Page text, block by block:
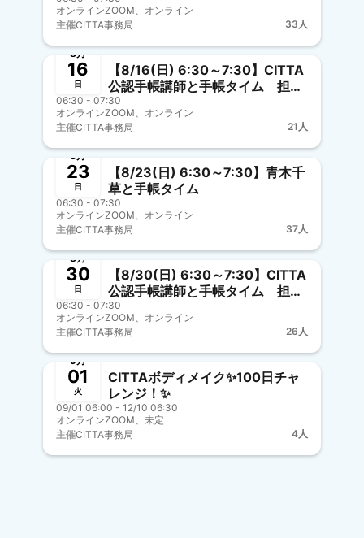
オンラインZOOM、オンライン
主催CITTA事務局 33人
募集中
8月
16
日
【8/16(日) 6:30～7:30】CITTA
公認手帳講師と手帳タイム 担
当：うぇんる
06:30 - 07:30
オンラインZOOM、オンライン
主催CITTA事務局 21人
募集中
8月
23
日
【8/23(日) 6:30～7:30】青木千
草と手帳タイム
06:30 - 07:30
オンラインZOOM、オンライン
主催CITTA事務局 37人
募集中
8月
30
日
【8/30(日) 6:30～7:30】CITTA
公認手帳講師と手帳タイム 担
当：友寄朝香
06:30 - 07:30
オンラインZOOM、オンライン
主催CITTA事務局 26人
募集中
9月
01
火
CITTAボディメイク✨100日チャ
レンジ！✨
09/01 06:00 - 12/10 06:30
オンラインZOOM、未定
主催CITTA事務局 4人